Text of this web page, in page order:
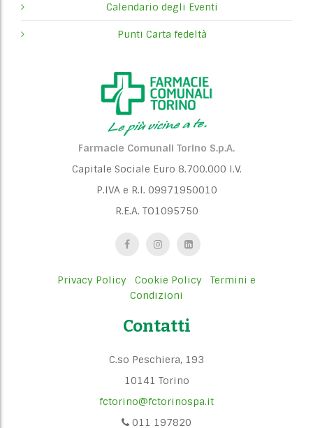
g
a
Calendario degli Eventi
Punti Carta fedeltà
Farmacie Comunali Torino S.p.A.
Capitale Sociale Euro 8.700.000 I.V.
P.IVA e R.I. 09971950010
R.E.A. TO1095750
Privacy Policy Cookie Policy
Termini e
Condizioni
Contatti
C.so Peschiera, 193
10141 Torino
fctorino@fctorinospa.it
011 197820